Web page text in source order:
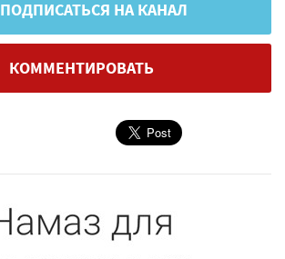
ПОДПИСАТЬСЯ НА КАНАЛ
КОММЕНТИРОВАТЬ